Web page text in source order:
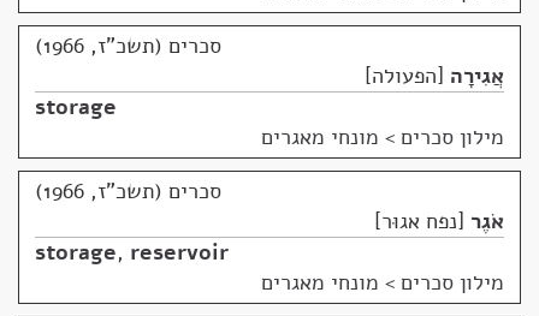
סכרים (תשכ"ז, 1966)
אֲגִירָה הפעולה
storage
מילון סכרים > מונחי מאגרים
סכרים (תשכ"ז, 1966)
אֹגֶר נפח אגוּר
storage, reservoir
מילון סכרים > מונחי מאגרים